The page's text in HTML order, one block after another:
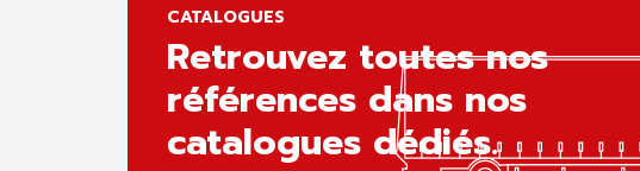
CATALOGUES
Retrouvez toutes nos
références dans nos
catalogues dédiés.